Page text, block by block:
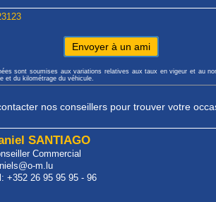
Envoyer à un ami
sont soumises aux variations relatives aux taux en vigeur et au
et du kilométrage du véhicule.
nos conseillers pour trouver votre
SANTIAGO
Commercial
m.lu
+352 26 95 95 95 - 96